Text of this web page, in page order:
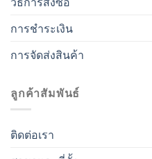
การชำระเงิน
การจัดส่งสินค้า
ลูกค้าสัมพันธ์
ติดต่อเรา